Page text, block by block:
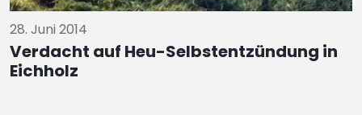
28. Juni 2014
Verdacht auf Heu-Selbstentzündung in
Eichholz